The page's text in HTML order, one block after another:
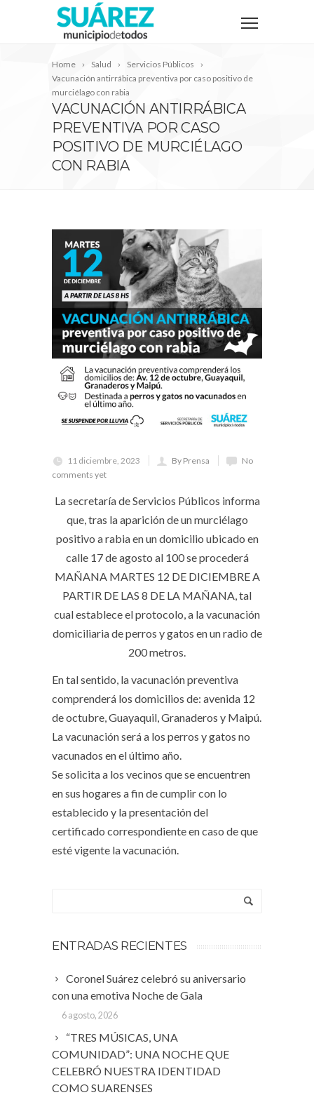
Home Salud
Servicios Públicos
Vacunación antirrábica preventiva por caso positivo de
murciélago con rabia
VACUNACIÓN ANTIRRÁBICA
PREVENTIVA POR CASO
POSITIVO DE MURCIÉLAGO
CON RABIA
11 diciembre, 2023 By Prensa
No
comments yet
La secretaría de Servicios Públicos informa
que, tras la aparición de un murciélago
positivo a rabia en un domicilio ubicado en
calle 17 de agosto al 100 se procederá
MAÑANA MARTES 12 DE DICIEMBRE A
PARTIR DE LAS 8 DE LA MAÑANA, tal
cual establece el protocolo, a la vacunación
domiciliaria de perros y gatos en un radio de
200 metros.
En tal sentido, la vacunación preventiva
comprenderá los domicilios de: avenida 12
de octubre, Guayaquil, Granaderos y Maipú.
La vacunación será a los perros y gatos no
vacunados en el último año.
Se solicita a los vecinos que se encuentren
en sus hogares a fin de cumplir con lo
establecido y la presentación del
certificado correspondiente en caso de que
esté vigente la vacunación.
ENTRADAS RECIENTES
Coronel Suárez celebró su aniversario
con una emotiva Noche de Gala
6 agosto, 2026
“TRES MÚSICAS, UNA
COMUNIDAD”: UNA NOCHE QUE
CELEBRÓ NUESTRA IDENTIDAD
COMO SUARENSES